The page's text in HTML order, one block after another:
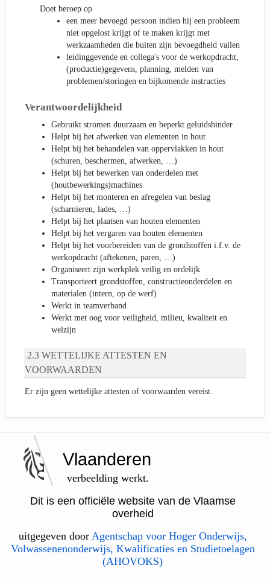
Doet beroep op
een meer bevoegd persoon indien hij een probleem
niet opgelost krijgt of te maken krijgt met
werkzaamheden die buiten zijn bevoegdheid vallen
leidinggevende en collega's voor de werkopdracht,
(productie)gegevens, planning, melden van
problemen/storingen en bijkomende instructies
Verantwoordelijkheid
Gebruikt stromen duurzaam en beperkt geluidshinder
Helpt bij het afwerken van elementen in hout
Helpt bij het behandelen van oppervlakken in hout
(schuren, beschermen, afwerken, …)
Helpt bij het bewerken van onderdelen met
(houtbewerkings)machines
Helpt bij het monteren en afregelen van beslag
(scharnieren, lades, …)
Helpt bij het plaatsen van houten elementen
Helpt bij het vergaren van houten elementen
Helpt bij het voorbereiden van de grondstoffen i.f.v. de
werkopdracht (aftekenen, paren, …)
Organiseert zijn werkplek veilig en ordelijk
Transporteert grondstoffen, constructieonderdelen en
materialen (intern, op de werf)
Werkt in teamverband
Werkt met oog voor veiligheid, milieu, kwaliteit en
welzijn
WETTELIJKE ATTESTEN EN
VOORWAARDEN
Er zijn geen wettelijke attesten of voorwaarden vereist.
Vlaanderen
verbeelding werkt.
Dit is een officiële website van de Vlaamse
overheid
uitgegeven door Agentschap voor Hoger Onderwijs,
Volwassenenonderwijs, Kwalificaties en Studietoelagen
(AHOVOKS)